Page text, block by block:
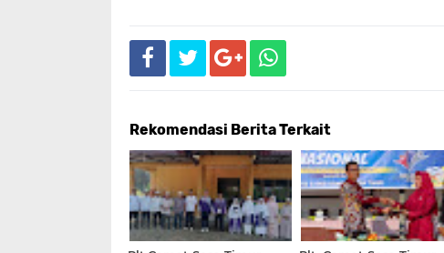
Rekomendasi Berita Terkait